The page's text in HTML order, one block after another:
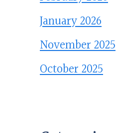
January 2026
November 2025
October 2025